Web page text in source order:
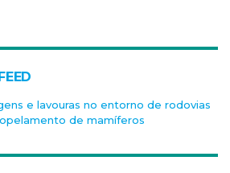
e lavouras no entorno de rodovias
de mamíferos